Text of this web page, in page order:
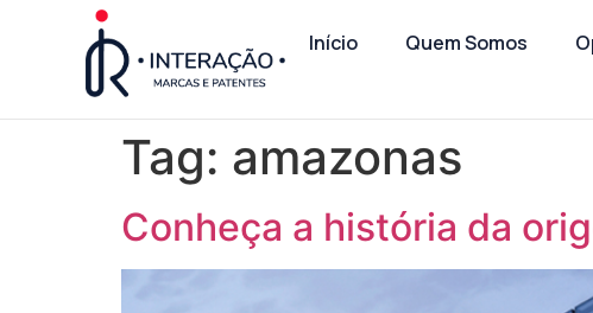
Início Quem Somos
Tag: amazonas
Conheça a história da